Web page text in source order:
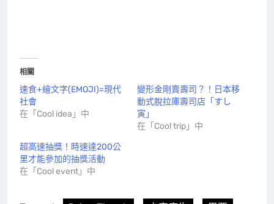
相關
速食+繪文字(EMOJI)=現代
社會
在「Cool idea」中
變形金剛賣壽司？！日本移
動式脫拉庫壽司店「すし
寅」
在「Cool trip」中
超高速抽獎！時速達200公
里才能參加的抽獎活動
在「Cool event」中